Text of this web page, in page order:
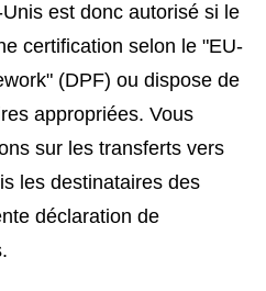
est donc autorisé si le
certification selon le "EU-
(DPF) ou dispose de
appropriées. Vous
sur les transferts vers
les destinataires des
déclaration de